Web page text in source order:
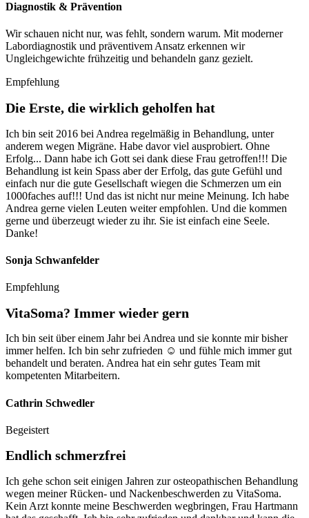
Diagnostik & Prävention
Wir schauen nicht nur, was fehlt, sondern warum. Mit moderner
Labordiagnostik und präventivem Ansatz erkennen wir
Ungleichgewichte frühzeitig und behandeln ganz gezielt.
Empfehlung
Die Erste, die wirklich geholfen hat
Ich bin seit 2016 bei Andrea regelmäßig in Behandlung, unter
anderem wegen Migräne. Habe davor viel ausprobiert. Ohne
Erfolg... Dann habe ich Gott sei dank diese Frau getroffen!!! Die
Behandlung ist kein Spass aber der Erfolg, das gute Gefühl und
einfach nur die gute Gesellschaft wiegen die Schmerzen um ein
1000faches auf!!! Und das ist nicht nur meine Meinung. Ich habe
Andrea gerne vielen Leuten weiter empfohlen. Und die kommen
gerne und überzeugt wieder zu ihr. Sie ist einfach eine Seele.
Danke!
Sonja Schwanfelder
Empfehlung
VitaSoma? Immer wieder gern
Ich bin seit über einem Jahr bei Andrea und sie konnte mir bisher
immer helfen. Ich bin sehr zufrieden ☺️ und fühle mich immer gut
behandelt und beraten. Andrea hat ein sehr gutes Team mit
kompetenten Mitarbeitern.
Cathrin Schwedler
Begeistert
Endlich schmerzfrei
Ich gehe schon seit einigen Jahren zur osteopathischen Behandlung
wegen meiner Rücken- und Nackenbeschwerden zu VitaSoma.
Kein Arzt konnte meine Beschwerden wegbringen, Frau Hartmann